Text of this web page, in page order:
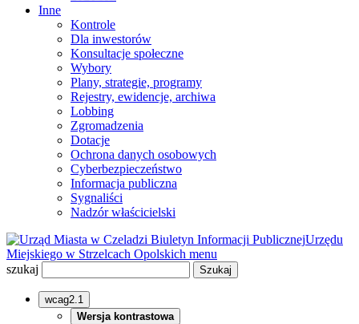
Inne
Kontrole
Dla inwestorów
Konsultacje społeczne
Wybory
Plany, strategie, programy
Rejestry, ewidencje, archiwa
Lobbing
Zgromadzenia
Dotacje
Ochrona danych osobowych
Cyberbezpieczeństwo
Informacja publiczna
Sygnaliści
Nadzór właścicielski
Biuletyn Informacji PublicznejUrzędu
Miejskiego w Strzelcach Opolskich menu
szukaj
wcag2.1
Wersja kontrastowa